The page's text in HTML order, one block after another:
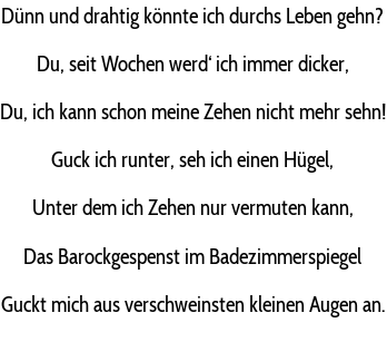
Dünn und drahtig könnte ich durchs Leben gehn?
Du, seit Wochen werd‘ ich immer dicker,
Du, ich kann schon meine Zehen nicht mehr sehn!
Guck ich runter, seh ich einen Hügel,
Unter dem ich Zehen nur vermuten kann,
Das Barockgespenst im Badezimmerspiegel
Guckt mich aus verschweinsten kleinen Augen an.